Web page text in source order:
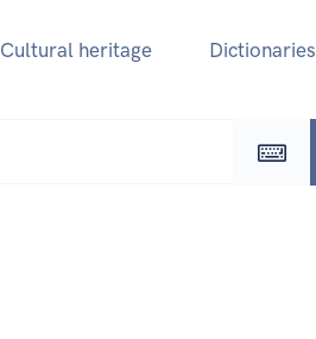
Cultural heritage Dictionaries